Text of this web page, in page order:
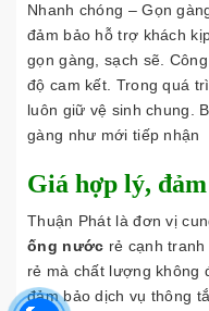
Nhanh chóng – Gọn
đảm bảo hỗ trợ khách
gọn gàng, sạch sẽ.
độ cam kết. Trong quá
luôn giữ vệ sinh chung.
gàng như mới tiếp nhận
Giá hợp lý,
Thuận Phát là đơn vị
ống nước rẻ cạnh
rẻ mà chất lượng không
đảm bảo dịch vụ thông